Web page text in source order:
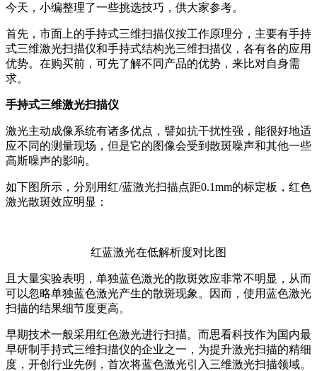
今天，小编整理了一些挑选技巧，供大家参考。
首先，市面上的手持式三维扫描仪按工作原理分，主要有手持
式三维激光扫描仪和手持式结构光三维扫描仪，各有各的应用
优势。在购买前，可先了解不同产品的优势，来比对自身需
求。
手持式三维激光扫描仪
激光主动成像系统有诸多优点，譬如抗干扰性强，能很好地适
应不同的测量现场，但是它的图像会受到散斑噪声和其他一些
高斯噪声的影响。
如下图所示，分别用红/蓝激光扫描点距0.1mm的标定板，红色
激光散斑效应明显：
红蓝激光在低解析度对比图
且大量实验表明，单独蓝色激光的散斑效应非常不明显，从而
可以忽略单独蓝色激光产生的散斑现象。因而，使用蓝色激光
扫描的结果细节度更高。
早期技术一般采用红色激光进行扫描。而思看科技作为国内最
早研制手持式三维扫描仪的企业之一，为提升激光扫描的精细
度，开创行业先例，首次将蓝色激光引入三维激光扫描领域。